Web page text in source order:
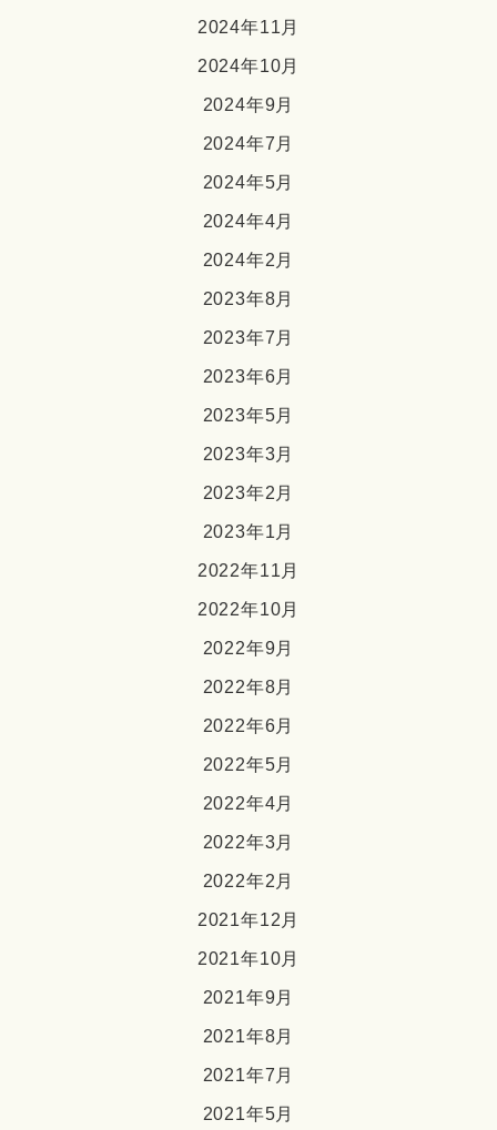
2024年11月
2024年10月
2024年9月
2024年7月
2024年5月
2024年4月
2024年2月
2023年8月
2023年7月
2023年6月
2023年5月
2023年3月
2023年2月
2023年1月
2022年11月
2022年10月
2022年9月
2022年8月
2022年6月
2022年5月
2022年4月
2022年3月
2022年2月
2021年12月
2021年10月
2021年9月
2021年8月
2021年7月
2021年5月